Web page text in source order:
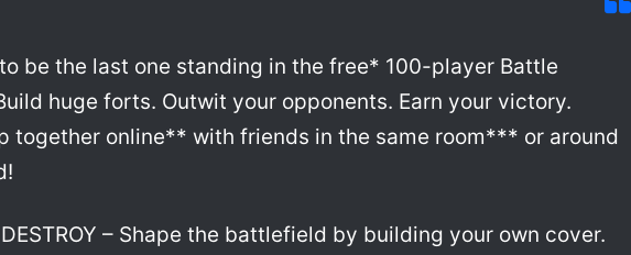
be the last one standing in the free* 100-player Battle
huge forts. Outwit your opponents. Earn your victory.
together online** with friends in the same room*** or around
DESTROY – Shape the battlefield by building your own cover.